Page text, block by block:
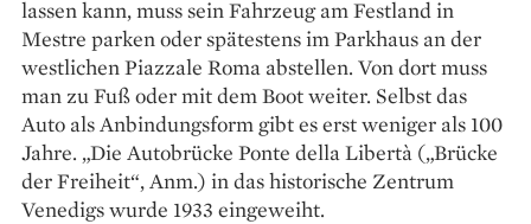
lassen kann, muss sein Fahrzeug am Festland in
Mestre parken oder spätestens im Parkhaus an der
westlichen Piazzale Roma abstellen. Von dort muss
man zu Fuß oder mit dem Boot weiter. Selbst das
Auto als Anbindungsform gibt es erst weniger als 100
Jahre. „Die Autobrücke Ponte della Libertà („Brücke
der Freiheit“, Anm.) in das historische Zentrum
Venedigs wurde 1933 eingeweiht.